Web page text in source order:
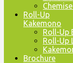
Roll-Up
Kakemono
Roll-Up
Roll-Up
Brochure